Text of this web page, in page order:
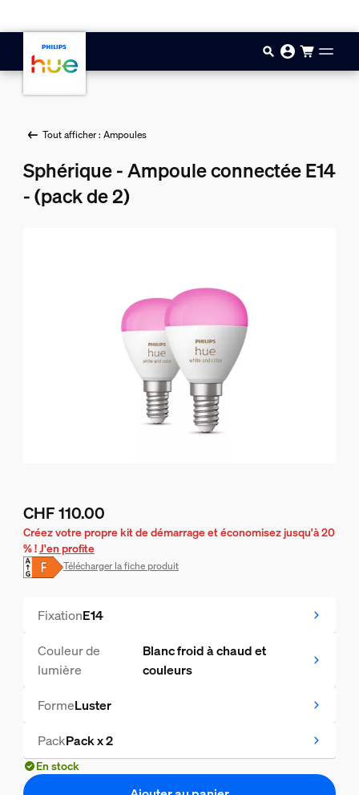
Tout afficher : Ampoules
Sphérique - Ampoule connectée E14
- (pack de 2)
Le prix actuel est CHF 110.00
CHF 110.00
Créez votre propre kit de démarrage et économisez jusqu'à 20
% !J'en profite
Télécharger la fiche produit
FixationE14
Couleur de
lumière
Blanc froid à chaud et
couleurs
FormeLuster
PackPack x 2
En stock